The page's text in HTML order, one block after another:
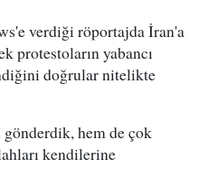
verdiği röportajda İran'a
protestoların yabancı
doğrular nitelikte
hem de çok
kendilerine